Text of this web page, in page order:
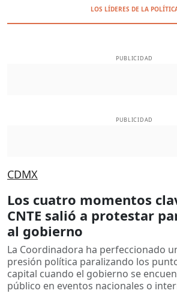
LOS LÍDERES DE LA
PUBLICIDAD
PUBLICIDAD
CDMX
Los cuatro momentos
CNTE salió a protestar
al gobierno
La Coordinadora ha perfeccionado
presión política paralizando los
capital cuando el gobierno se
público en eventos nacionales o